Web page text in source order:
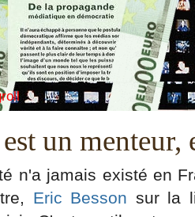
un menteur,
n'a jamais existé en
Eric Besson sur la